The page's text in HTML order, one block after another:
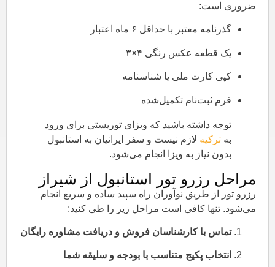
ضروری است:
گذرنامه معتبر با حداقل ۶ ماه اعتبار
یک قطعه عکس رنگی ۴×۳
کپی کارت ملی یا شناسنامه
فرم ثبت‌نام تکمیل‌شده
توجه داشته باشید که ویزای توریستی برای ورود
به ترکیه لازم نیست و سفر ایرانیان به استانبول
بدون نیاز به ویزا انجام می‌شود.
مراحل رزرو تور استانبول از شیراز
رزرو تور از طریق نوآوران راه سپید ساده و سریع انجام
می‌شود. تنها کافی است مراحل زیر را طی کنید:
تماس با کارشناسان فروش و دریافت مشاوره رایگان
انتخاب پکیج متناسب با بودجه و سلیقه شما